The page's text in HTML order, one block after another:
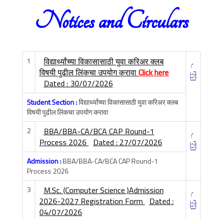
Notices and Circulars
1
विद्यार्थ्यांच्या विकासासाठी युवा करिअर क्लब
विषयी पुढील लिंकचा उपयोग करावाClick here
Dated : 30/07/2026
Student Section :विद्यार्थ्यांच्या विकासासाठी युवा करिअर क्लब
विषयी पुढील लिंकचा उपयोग करावा
2
BBA/BBA-CA/BCA CAP Round-1
Process 2026
Dated : 27/07/2026
Admission :BBA/BBA-CA/BCA CAP Round-1
Process 2026
3
M.Sc. (Computer Science )Admission
2026-2027 Registration Form
Dated :
04/07/2026